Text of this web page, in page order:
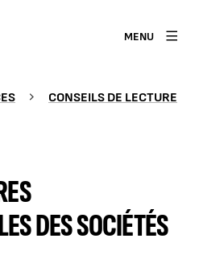
MENU
CONSEILS DE LECTURE
DES SOCIÉTÉS